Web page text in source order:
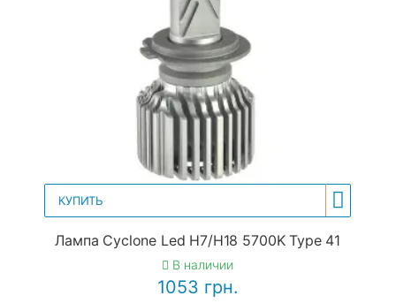
КУПИТЬ
Лампа Cyclone Led H7/H18 5700K Type 41
В наличии
1053 грн.